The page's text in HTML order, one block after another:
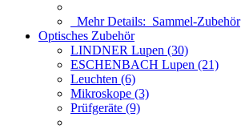
Mehr Details: Sammel-Zubehör
Optisches Zubehör
LINDNER Lupen (30)
ESCHENBACH Lupen (21)
Leuchten (6)
Mikroskope (3)
Prüfgeräte (9)